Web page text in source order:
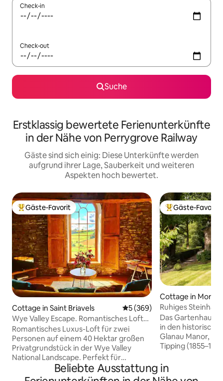
Check-in
Check-out
Suche
Erstklassig bewertete Ferienunterkünfte
in der Nähe von Perrygrove Railway
Gäste sind sich einig: Diese Unterkünfte werden
aufgrund ihrer Lage, Sauberkeit und weiteren
Aspekten hoch bewertet.
Beliebter Gäste-Favorit.
Gäste-Favorit
Cottage in Saint Briavels Durchschnittliche
5 (369)
Wye Valley Escape. Romantisches Loft
auf 40 Hektar großem Anwesen
Romantisches Luxus-Loft für zwei
Personen auf einem 40 Hektar großen
Privatgrundstück in der Wye Valley
National Landscape. Perfekt für
Hochzeitsreisende, Sternenbeobachter,
Heiratsanträge, Jubiläen oder
Beliebter Gäste-
Gäste-Favorit
Cottage in
Ruhiges
Gärten
Das Gartenhaus
in den
Glanau Manor,
Tipping
Magazine ab 1907. High Glanau Manor ist
ein wichtiges
Beliebte Ausstattung in